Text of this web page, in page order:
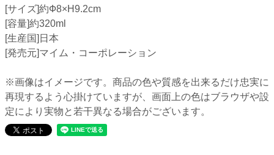
[サイズ]約Ф8×H9.2cm
[容量]約320ml
[生産国]日本
[発売元]マイム・コーポレーション
※画像はイメージです。商品の色や質感を出来るだけ忠実に
再現するよう心掛けていますが、画面上の色はブラウザや設
定により実物と若干異なる場合がございます。